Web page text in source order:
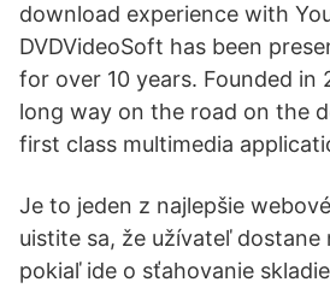
download experience with
DVDVideoSoft has been
for over 10 years. Founded in
long way on the road on the
first class multimedia
Je to jeden z najlepšie
uistite sa, že užívateľ dostane
pokiaľ ide o sťahovanie